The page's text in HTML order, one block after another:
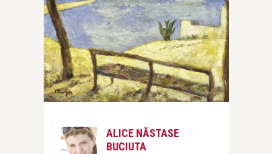
ALICE NĂSTASE
BUCIUTA